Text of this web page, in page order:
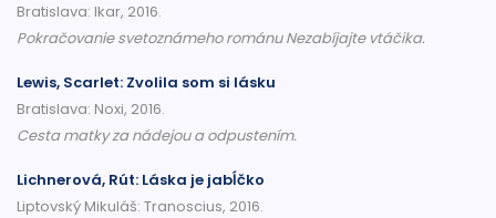
Bratislava: Ikar, 2016.
Pokračovanie svetoznámeho románu Nezabíjajte vtáčika.
Lewis, Scarlet: Zvolila som si lásku
Bratislava: Noxi, 2016.
Cesta matky za nádejou a odpustením.
Lichnerová, Rút: Láska je jabĺčko
Liptovský Mikuláš: Tranoscius, 2016.